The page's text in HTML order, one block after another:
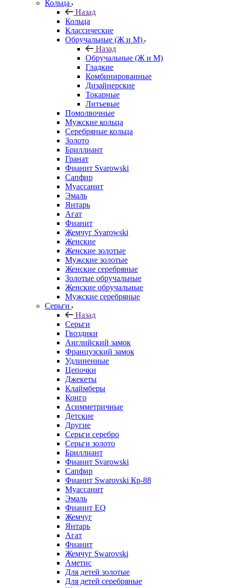
Кольца
Назад
Кольца
Классические
Обручальные (Ж и М)
Назад
Обручальные (Ж и М)
Гладкие
Комбинированные
Дизайнерские
Токарные
Литьевые
Помолвочные
Мужские кольца
Серебряные кольца
Золото
Бриллиант
Гранат
Фианит Svarowski
Сапфир
Муассанит
Эмаль
Янтарь
Агат
Фианит
Жемчуг Svarowski
Женские
Женские золотые
Мужские золотые
Женские серебряные
Золотые обручальные
Женские обручальные
Мужские серебряные
Серьги
Назад
Серьги
Гвоздики
Английский замок
Французский замок
Удлиненные
Цепочки
Джекеты
Клаймберы
Конго
Асимметричные
Детские
Другие
Серьги серебро
Серьги золото
Бриллиант
Фианит Svarowski
Сапфир
Фианит Swarovski Кр-88
Муассанит
Эмаль
Фианит EQ
Жемчуг
Янтарь
Агат
Фианит
Жемчуг Swarovski
Аметис
Для детей золотые
Для детей серебряные